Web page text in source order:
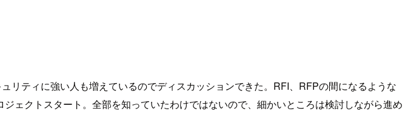
ティに強い人も増えているのでディスカッションできた。RFI、RFPの間になるような
ェクトスタート。全部を知っていたわけではないので、細かいところは検討しながら進め